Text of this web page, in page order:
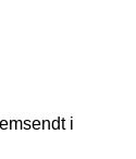
i